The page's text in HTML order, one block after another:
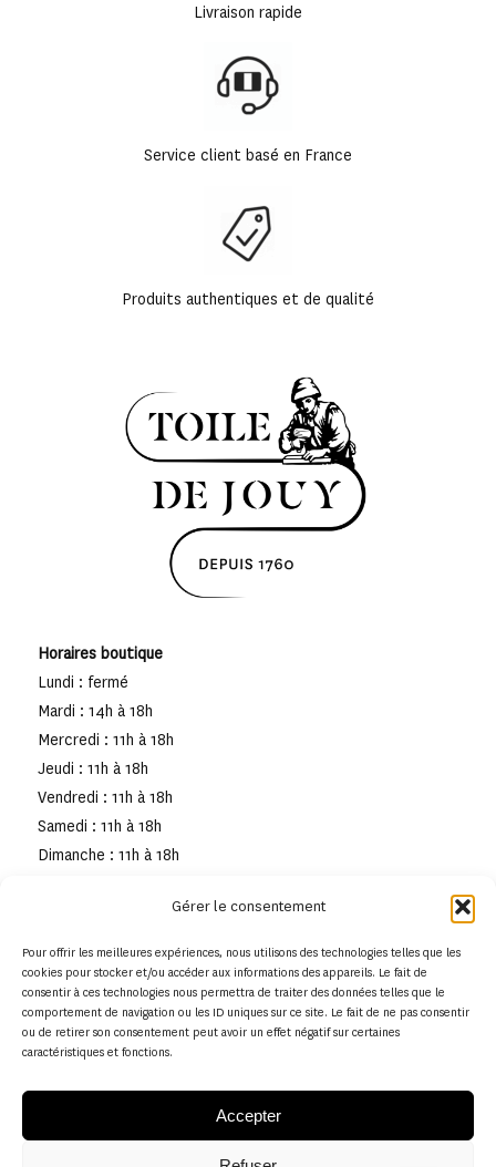
Gérer le consentement
Pour offrir les meilleures expériences, nous utilisons des technologies telles que les
cookies pour stocker et/ou accéder aux informations des appareils. Le fait de
consentir à ces technologies nous permettra de traiter des données telles que le
comportement de navigation ou les ID uniques sur ce site. Le fait de ne pas consentir
ou de retirer son consentement peut avoir un effet négatif sur certaines
caractéristiques et fonctions.
Accepter
Livraison rapide
Service client basé en France
Produits authentiques et de qualité
Horaires boutique
Lundi : fermé
Mardi : 14h à 18h
Mercredi : 11h à 18h
Jeudi : 11h à 18h
Vendredi : 11h à 18h
Samedi : 11h à 18h
Dimanche : 11h à 18h